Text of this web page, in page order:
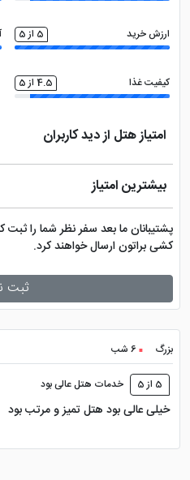
ارزش خرید 5 از 5
کیفیت غذا 4.5 از 5
امتیاز هتل از دید کاربران
بیشترین امتیاز
پشتیبانان ما بعد سفر نظر شما را
کشی براتون ارسال خواهند کرد.
ثبت
بزرگ 6 شب
5 از 5 خدمات هتل عالی بود
خیلی عالی بود هتل تمیز و مرتب بود